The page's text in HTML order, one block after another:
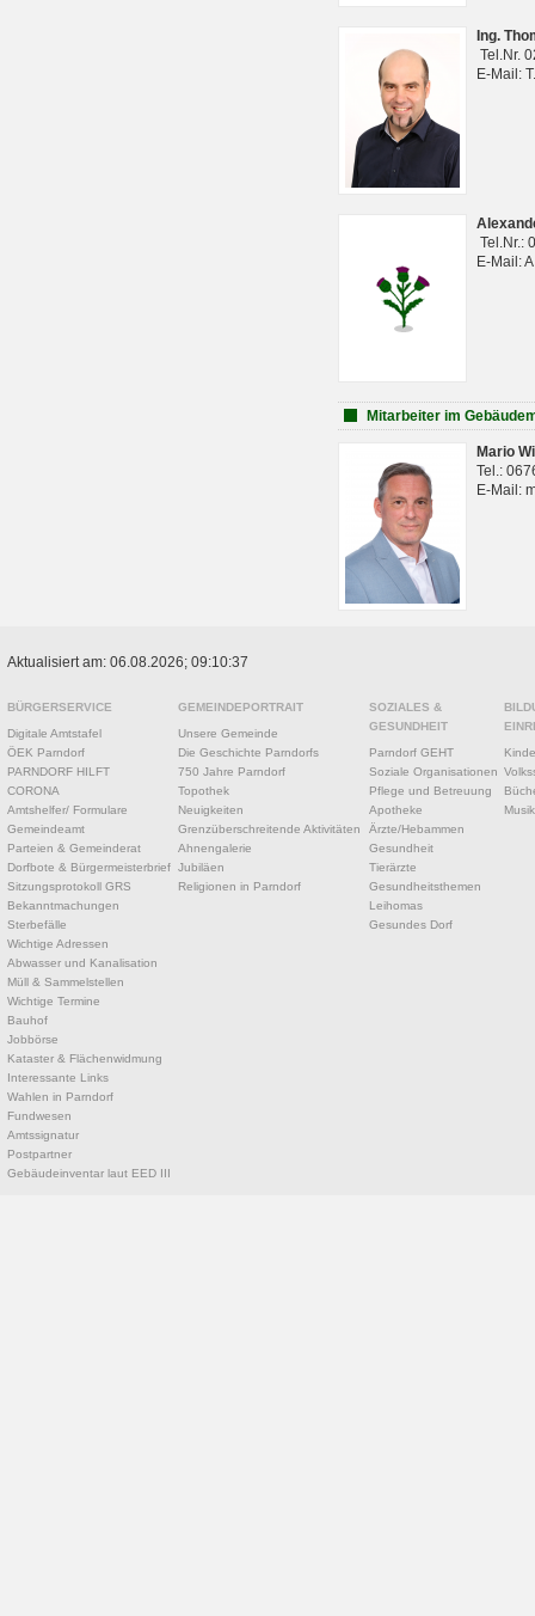
Ing.
Tel.Nr.
E-Mail:
Tel.Nr.:
E-Mail:
Mitarbeiter im
Mario
Tel.:
E-Mail:
Aktualisiert am: 06.08.2026; 09:10:37
BÜRGERSERVICE
Digitale Amtstafel
ÖEK Parndorf
PARNDORF HILFT
CORONA
Amtshelfer/ Formulare
Gemeindeamt
Parteien & Gemeinderat
Dorfbote & Bürgermeisterbrief
Sitzungsprotokoll GRS
Bekanntmachungen
Sterbefälle
Wichtige Adressen
Abwasser und Kanalisation
Müll & Sammelstellen
Wichtige Termine
Bauhof
Jobbörse
Kataster & Flächenwidmung
Interessante Links
Wahlen in Parndorf
Fundwesen
Amtssignatur
Postpartner
Gebäudeinventar laut EED III
GEMEINDEPORTRAIT
Unsere Gemeinde
Die Geschichte Parndorfs
750 Jahre Parndorf
Topothek
Neuigkeiten
Grenzüberschreitende Aktivitäten
Ahnengalerie
Jubiläen
Religionen in Parndorf
SOZIALES &
GESUNDHEIT
Parndorf GEHT
Soziale Organisationen
Pflege und Betreuung
Apotheke
Ärzte/Hebammen
Gesundheit
Tierärzte
Gesundheitsthemen
Leihomas
Gesundes Dorf